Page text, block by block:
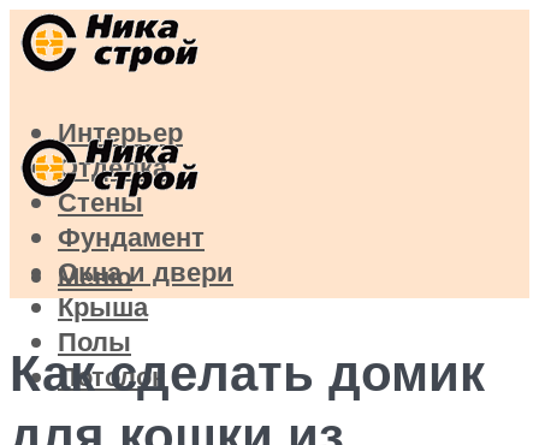
Интерьер
Отделка
Стены
Фундамент
Окна и двери
Крыша
Полы
Потолок
Меню
Как сделать домик